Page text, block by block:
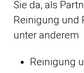
Sie da, als
Reinigung und
unter anderem
Reinigung